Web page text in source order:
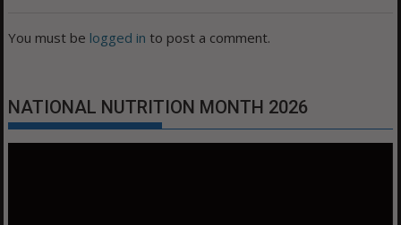
You must be logged in to post a comment.
NATIONAL NUTRITION MONTH 2026